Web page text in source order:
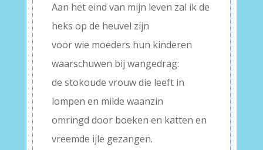
Aan het eind van mijn leven zal ik de
heks op de heuvel zijn
voor wie moeders hun kinderen
waarschuwen bij wangedrag:
de stokoude vrouw die leeft in
lompen en milde waanzin
omringd door boeken en katten en
vreemde ijle gezangen.